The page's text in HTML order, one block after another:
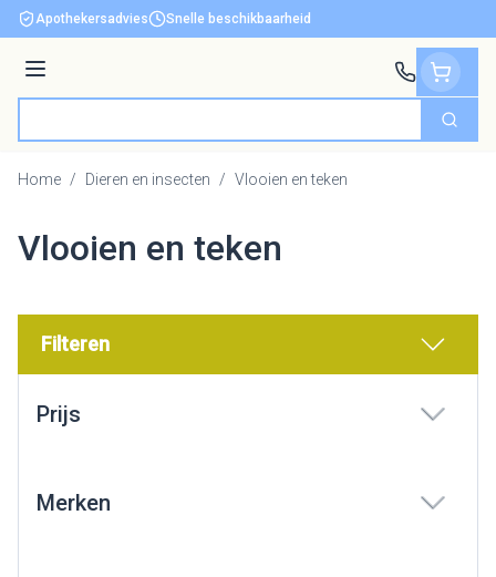
Ga naar de inhoud
Apothekersadvies Snelle beschikbaarheid
Menu
Zoek
Home / Dieren en insecten / Vlooien en teken
Vlooien en teken
Filteren
Prijs
Merken